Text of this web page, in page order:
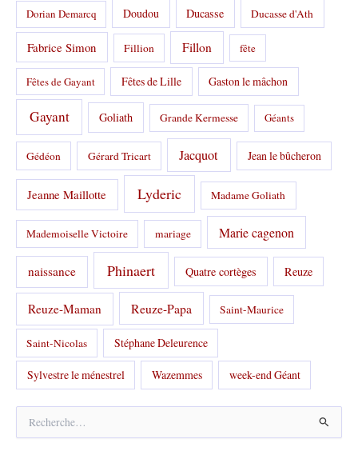
Dorian Demarcq Doudou Ducasse Ducasse d'Ath
Fabrice Simon Fillion Fillon fête
Fêtes de Gayant Fêtes de Lille Gaston le mâchon
Gayant Goliath Grande Kermesse Géants
Gédéon Gérard Tricart Jacquot Jean le bûcheron
Jeanne Maillotte Lyderic Madame Goliath
Mademoiselle Victoire mariage Marie cagenon
naissance Phinaert Quatre cortèges Reuze
Reuze-Maman Reuze-Papa Saint-Maurice
Saint-Nicolas Stéphane Deleurence
Sylvestre le ménestrel Wazemmes week-end Géant